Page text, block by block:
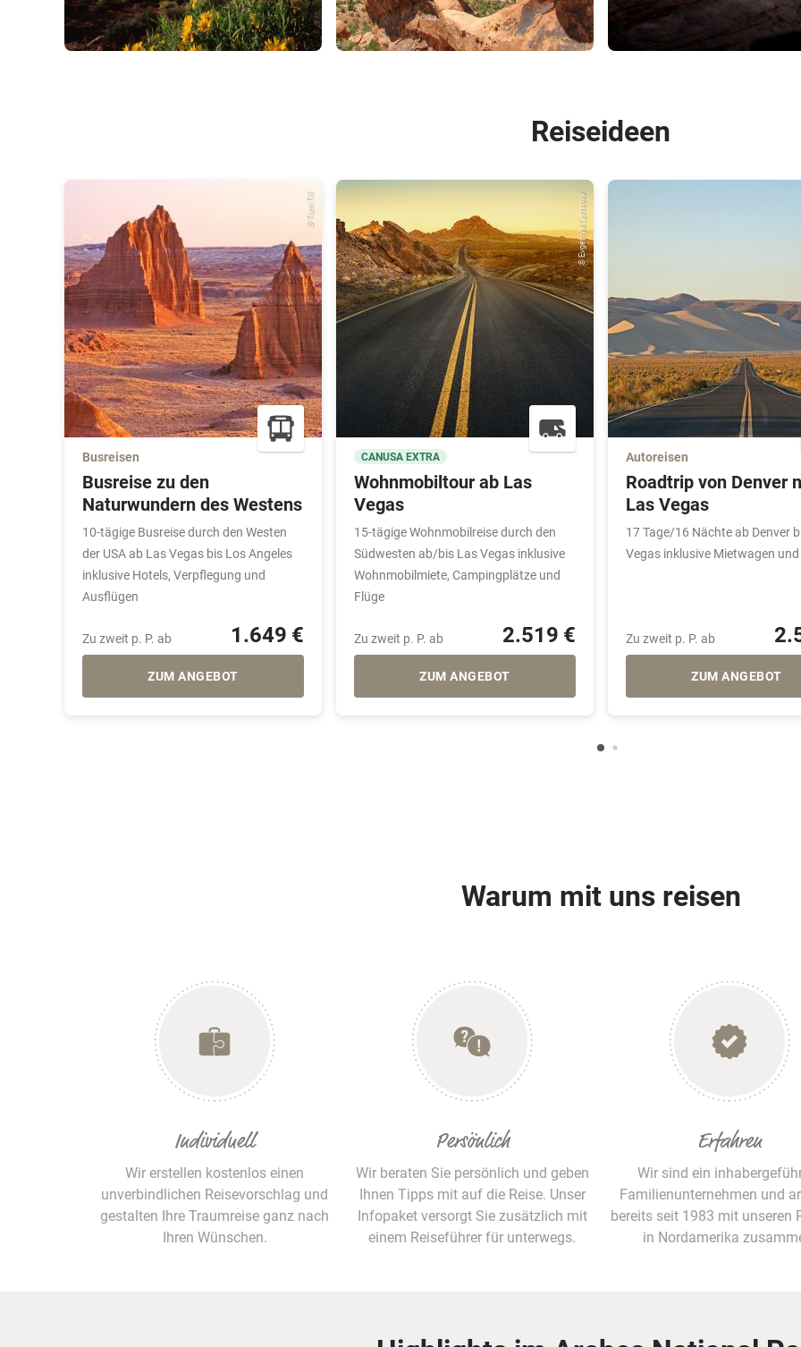
Reiseideen
© Tom Till
Busreisen
Busreise zu den
Naturwundern des Westens
10-tägige Busreise durch den Westen
der USA ab Las Vegas bis Los Angeles
inklusive Hotels, Verpflegung und
Ausflügen
Zu zweit p. P. ab 1.649 €
ZUM ANGEBOT
© Evgeniya Lystsova
CANUSA EXTRA
Wohnmobiltour ab Las
Vegas
15-tägige Wohnmobilreise durch den
Südwesten ab/bis Las Vegas inklusive
Wohnmobilmiete, Campingplätze und
Flüge
Zu zweit p. P. ab 2.519 €
ZUM ANGEBOT
Autoreisen
Roadtrip von Denver
Las Vegas
17 Tage/16 Nächte ab Denver
Vegas inklusive Mietwagen
Zu zweit p. P. ab
ZUM ANGEBOT
Warum mit uns reisen
Individuell
Wir erstellen kostenlos einen
unverbindlichen Reisevorschlag und
gestalten Ihre Traumreise ganz nach
Ihren Wünschen.
Persönlich
Wir beraten Sie persönlich und geben
Ihnen Tipps mit auf die Reise. Unser
Infopaket versorgt Sie zusätzlich mit
einem Reiseführer für unterwegs.
Erfahren
Wir sind ein
Familienunternehmen und
bereits seit 1983 mit unseren
in Nordamerika